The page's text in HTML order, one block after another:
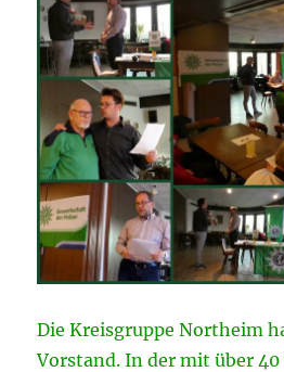
Die Kreisgruppe Northeim
Vorstand. In der mit über